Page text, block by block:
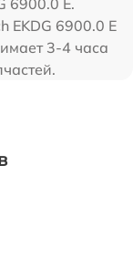
6900.0 E.
EKDG 6900.0 E
3-4 часа